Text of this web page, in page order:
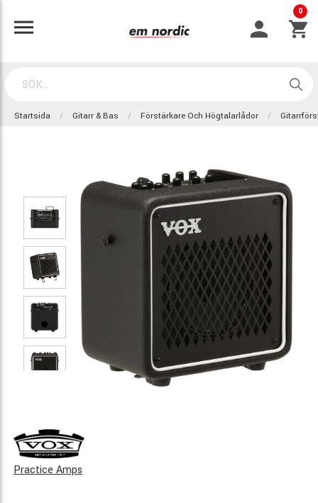
0
Startsida Gitarr & Bas Förstärkare Och Högtalarlådor
Practice Amps